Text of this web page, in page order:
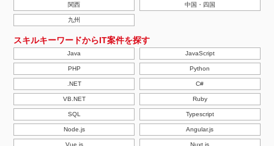
関西 中国・四国
九州
スキルキーワードからIT案件を探す
Java JavaScript
PHP Python
.NET C#
VB.NET Ruby
SQL Typescript
Node.js Angular.js
Vue.js Nuxt.js